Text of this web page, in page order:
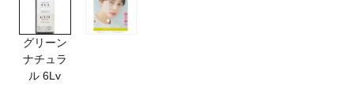
グリーン
ナチュラ
ル 6Lv